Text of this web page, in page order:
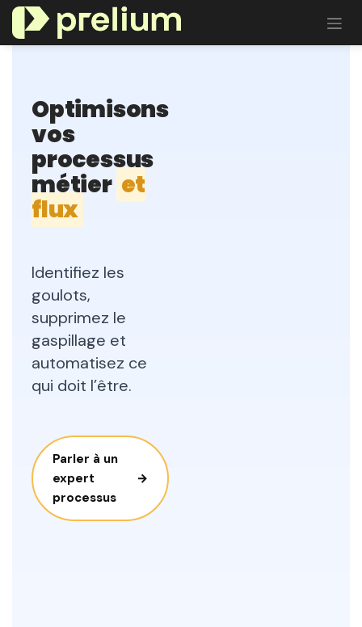
Se rendre au contenu
Optimisons
vos
processus
métier et
flux
Identifiez les
goulots,
supprimez le
gaspillage et
automatisez ce
qui doit l’être.
Parler à un
expert
processus
→